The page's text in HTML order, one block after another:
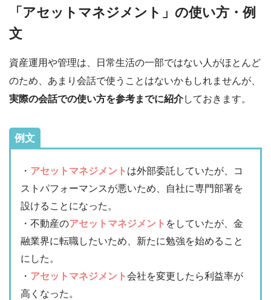
「アセットマネジメント」の使い方・例
文
資産運用や管理は、日常生活の一部ではない人がほとんど
のため、あまり会話で使うことはないかもしれませんが、
実際の会話での使い方を参考までに紹介しておきます。
例文
・ アセットマネジメント は外部委託していたが、コ
ストパフォーマンスが悪いため、自社に専門部署を
設けることになった。
・不動産のアセットマネジメント をしていたが、金
融業界に転職したいため、新たに勉強を始めること
にした。
・ アセットマネジメント会社を変更したら利益率が
高くなった。